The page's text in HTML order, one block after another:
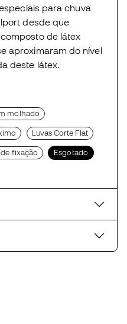
para chuva
desde que
de látex
aproximaram do nível
deste látex.
molhado
Luvas Corte Flat
fixação Esgotado